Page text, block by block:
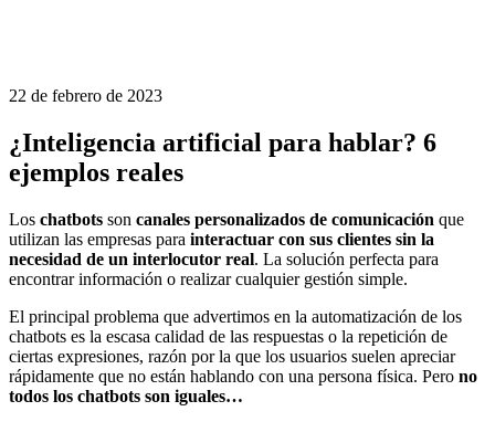
22 de febrero de 2023
¿Inteligencia artificial para hablar? 6
ejemplos reales
Los chatbots son canales personalizados de comunicación que
utilizan las empresas para interactuar con sus clientes sin la
necesidad de un interlocutor real. La solución perfecta para
encontrar información o realizar cualquier gestión simple.
El principal problema que advertimos en la automatización de los
chatbots es la escasa calidad de las respuestas o la repetición de
ciertas expresiones, razón por la que los usuarios suelen apreciar
rápidamente que no están hablando con una persona física. Pero no
todos los chatbots son iguales…